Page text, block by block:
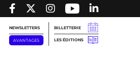
NEWSLETTERS
AVANTAGES
BILLETTERIE
LES ÉDITIONS